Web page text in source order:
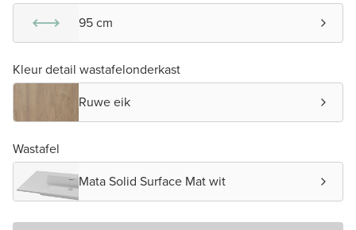
95 cm
Kleur detail wastafelonderkast
Ruwe eik
Wastafel
Mata Solid Surface Mat wit